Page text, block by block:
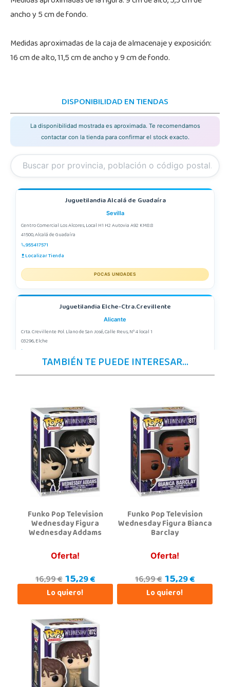
ancho y 5 cm de fondo.
Medidas aproximadas de la caja de almacenaje y exposición:
16 cm de alto, 11,5 cm de ancho y 9 cm de fondo.
DISPONIBILIDAD EN TIENDAS
La disponibilidad mostrada es aproximada. Te recomendamos
contactar con la tienda para confirmar el stock exacto.
Juguetilandia Alcalá de Guadaíra
Sevilla
Centro Comercial Los Alcores, Local H1 H2 Autovia A92 KM8.8
41500, Alcalá de Guadaíra
955417571
Localizar Tienda
POCAS UNIDADES
Juguetilandia Elche-Ctra.Crevillente
Alicante
Crta. Crevillente Pol. Llano de San José, Calle Reus, Nº 4 local 1
03296, Elche
Localizar Tienda
Juguetilandia Murcia
C/ Victor Garrigos, nº 15, Parque Comercial Thader
30110, Churra
968 385 962
Localizar Tienda
POCAS UNIDADES
Juguetilandia Pulianas
18197, Pulianas
Localizar Tienda
Juguetilandia San Juan
Carretera Alicante-Valencia, Km. 88.8 - 14.1 Pol. H
03550, San Juan
965 655 958
Localizar Tienda
TAMBIÉN TE PUEDE INTERESAR...
Funko Pop Television
Wednesday Figura
Wednesday Addams
Oferta!
16,99 €15,29 €
Lo quiero!
Funko Pop Television
Wednesday Figura Bianca
Barclay
Oferta!
16,99 €15,29 €
Lo quiero!